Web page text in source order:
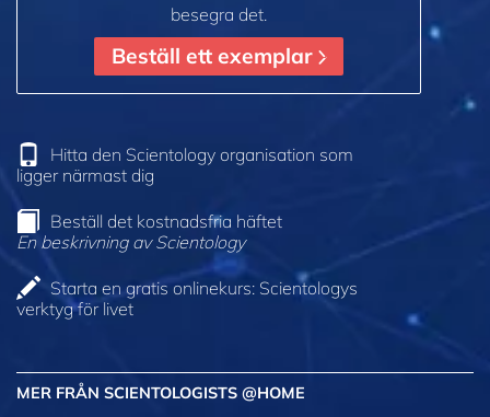
besegra det.
Beställ ett exemplar
Hitta den Scientology organisation som
ligger närmast dig
Beställ det kostnadsfria häftet
En beskrivning av Scientology
Starta en gratis onlinekurs: Scientologys
verktyg för livet
MER FRÅN SCIENTOLOGISTS @HOME